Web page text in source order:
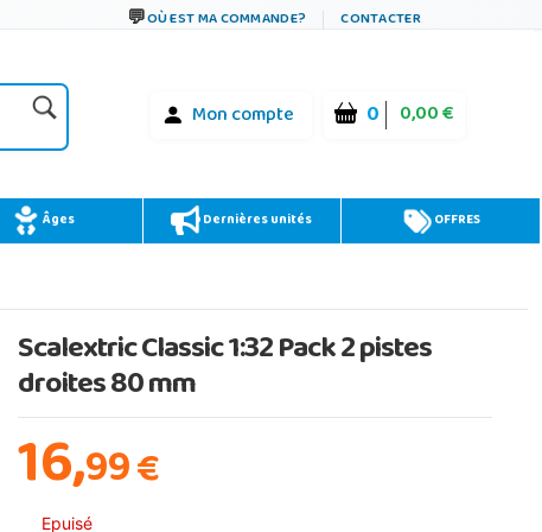
OÙ EST MA COMMANDE? CONTACTER
Mon compte 0 0,00 €
Âges Dernières unités OFFRES
Scalextric Classic 1:32 Pack 2 pistes
droites 80 mm
16,99€
Epuisé